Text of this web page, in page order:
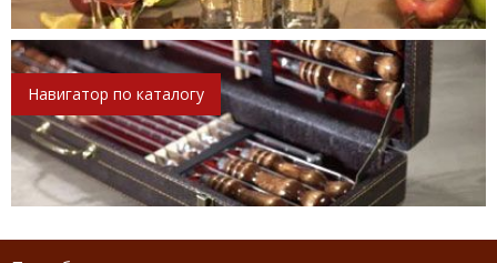
Навигатор по каталогу